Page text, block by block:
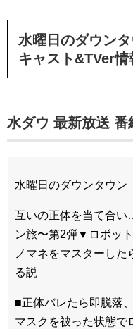
水曜日のダウン
キャスト&TVer情
水ダウ 最新放送 番
水曜日のダウンタウン
互いの正体を当て合
ン旅〜第2弾▼ロボッ
ノマネをマスターし
る説
■正体バレたら即脱落
マスクを被った状態で